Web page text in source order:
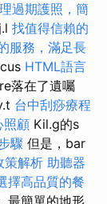
過期護照，簡
j.l 找值得信賴的
服務，滿足長
HTML語言
落在了遺囑
台中刮痧療程
照顧 Kil.g的s
驟 但是，bar
策解析 助聽器
擇高品質的餐
最簡單的地形